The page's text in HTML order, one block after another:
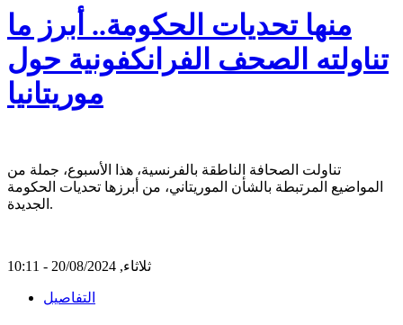
منها تحديات الحكومة.. أبرز ما
تناولته الصحف الفرانكفونية حول
موريتانيا
تناولت الصحافة الناطقة بالفرنسية، هذا الأسبوع، جملة من
المواضيع المرتبطة بالشأن الموريتاني، من أبرزها تحديات الحكومة
الجديدة.
ثلاثاء, 20/08/2024 - 10:11
التفاصيل